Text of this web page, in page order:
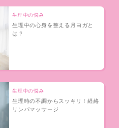
生理中の悩み
生理中の心身を整える月ヨガと
は？
生理中の悩み
生理時の不調からスッキリ！経絡
リンパマッサージ